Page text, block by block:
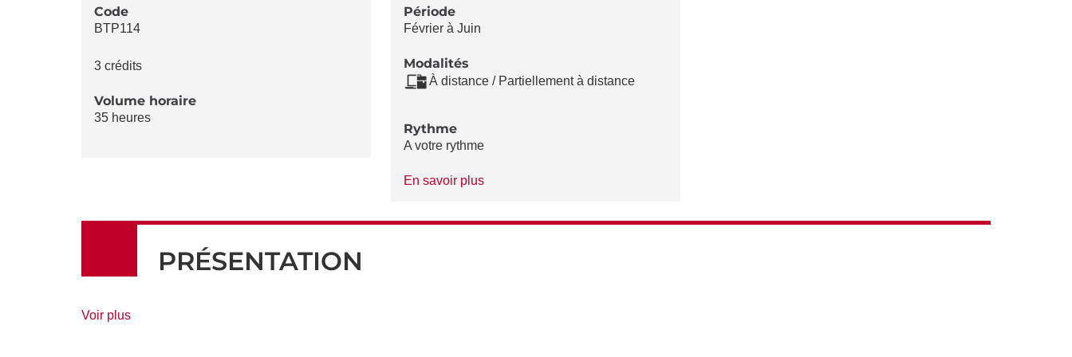
LA
Code
BTP114
3 crédits
Volume horaire
35 heures
Période
Février à Juin
Modalités
À distance / Partiellement à distance
Rythme
A votre rythme
En savoir plusà
Rythme
PRÉSENTATION
Voir plusde